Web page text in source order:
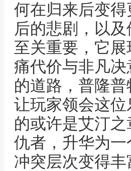
何在归来后变
后的悲剧，以
至关重要，它
痛代价与非凡
的道路，普隆
让玩家领会这
的或许是艾汀
仇者，升华为
冲突层次变得